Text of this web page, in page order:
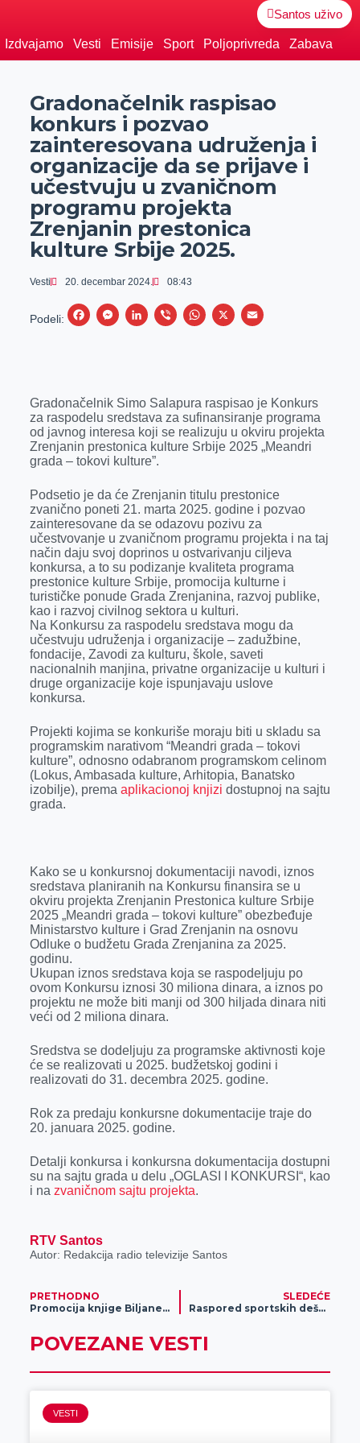
Santos uživo
Izdvajamo Vesti Emisije Sport Poljoprivreda Zabava
Gradonačelnik raspisao
konkurs i pozvao
zainteresovana udruženja i
organizacije da se prijave i
učestvuju u zvaničnom
programu projekta
Zrenjanin prestonica
kulture Srbije 2025.
Vesti 20. decembar 2024. 08:43
Podeli:
F
b
o
o
M
e
n
g
r
L
e
d
I
V
r
W
s
A
p
X
E
l
Gradonačelnik Simo Salapura raspisao je Konkurs
za raspodelu sredstava za sufinansiranje programa
od javnog interesa koji se realizuju u okviru projekta
Zrenjanin prestonica kulture Srbije 2025 „Meandri
grada – tokovi kulture”.
Podsetio je da će Zrenjanin titulu prestonice
zvanično poneti 21. marta 2025. godine i pozvao
zainteresovane da se odazovu pozivu za
učestvovanje u zvaničnom programu projekta i na taj
način daju svoj doprinos u ostvarivanju ciljeva
konkursa, a to su podizanje kvaliteta programa
prestonice kulture Srbije, promocija kulturne i
turističke ponude Grada Zrenjanina, razvoj publike,
kao i razvoj civilnog sektora u kulturi.
Na Konkursu za raspodelu sredstava mogu da
učestvuju udruženja i organizacije – zadužbine,
fondacije, Zavodi za kulturu, škole, saveti
nacionalnih manjina, privatne organizacije u kulturi i
druge organizacije koje ispunjavaju uslove
konkursa.
Projekti kojima se konkuriše moraju biti u skladu sa
programskim narativom “Meandri grada – tokovi
kulture”, odnosno odabranom programskom celinom
(Lokus, Ambasada kulture, Arhitopia, Banatsko
izobilje), prema aplikacionoj knjizi dostupnoj na sajtu
grada.
Kako se u konkursnoj dokumentaciji navodi, iznos
sredstava planiranih na Konkursu finansira se u
okviru projekta Zrenjanin Prestonica kulture Srbije
2025 „Meandri grada – tokovi kulture” obezbeđuje
Ministarstvo kulture i Grad Zrenjanin na osnovu
Odluke o budžetu Grada Zrenjanina za 2025.
godinu.
Ukupan iznos sredstava koja se raspodeljuju po
ovom Konkursu iznosi 30 miliona dinara, a iznos po
projektu ne može biti manji od 300 hiljada dinara niti
veći od 2 miliona dinara.
Sredstva se dodeljuju za programske aktivnosti koje
će se realizovati u 2025. budžetskoj godini i
realizovati do 31. decembra 2025. godine.
Rok za predaju konkursne dokumentacije traje do
20. januara 2025. godine.
Detalji konkursa i konkursna dokumentacija dostupni
su na sajtu grada u delu „OGLASI I KONKURSI“, kao
i na zvaničnom sajtu projekta.
RTV Santos
Autor: Redakcija radio televizije Santos
PRETHODNO
Promocija knjige Biljane Oljače „Narcisi i manipulatori“
SLEDEĆE
Raspored sportskih dešavanja ovog vikenda u Kristalnoj dvorani i dvorani „Zvonimir Zvonko Vujin“
POVEZANE VESTI
VESTI